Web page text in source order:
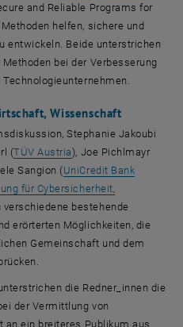
and Reliable Programs for
helfen, sichere und
entwickeln. Beide unterstrichen
bei der Verbesserung
Wissenschaft
Stephanie Jakoubi
(TÜVAustria, öffnet eine externe
), Joe Pichlmayr
eine externe URL in einem neuen
Sangion (UniCredit Bank
einem neuen Fenster
für Cybersicherheit,
URL in einem neuen Fenster
bestehende
erörterten Möglichkeiten, die
Gemeinschaft und dem
die Redner_innen die
der Vermittlung von
an ein breiteres Publikum aus